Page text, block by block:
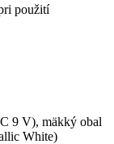
použití
9 V), mäkký obal
White)